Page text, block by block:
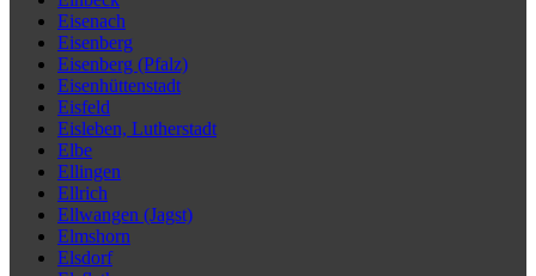
Eisenach
Eisenberg
Eisenberg (Pfalz)
Eisenhüttenstadt
Eisfeld
Eisleben, Lutherstadt
Elbe
Ellingen
Ellrich
Ellwangen (Jagst)
Elmshorn
Elsdorf